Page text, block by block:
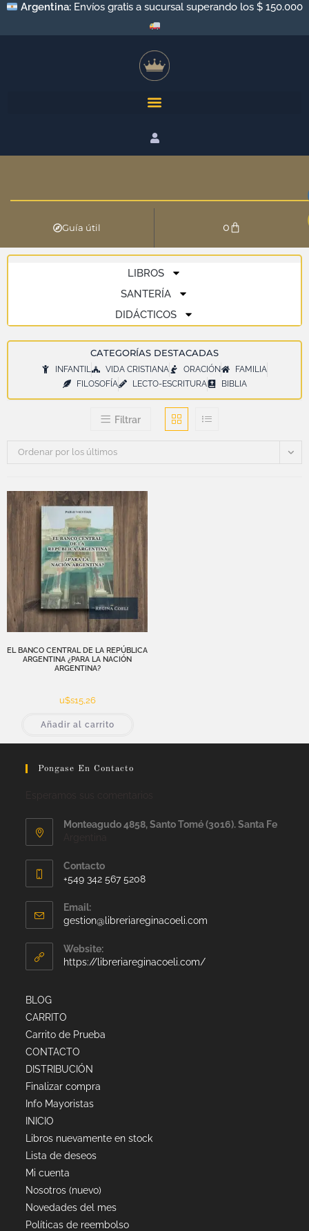
Argentina: Envíos gratis a sucursal superando los $ 150.000
Guía útil 0
LIBROS
SANTERÍA
DIDÁCTICOS
CATEGORÍAS DESTACADAS
INFANTIL VIDA CRISTIANA ORACIÓN
FAMILIA
FILOSOFÍA
LECTO-ESCRITURA BIBLIA
Filtrar
Ordenar por los últimos
EL BANCO CENTRAL DE LA REPÚBLICA
ARGENTINA ¿PARA LA NACIÓN
ARGENTINA?
u$s15,26
Añadir al carrito
Pongase En Contacto
Monteagudo 4858, Santo Tomé (3016). Santa Fe
Contacto
+549 342 567 5208
Email:
gestion@libreriareginacoeli.com
Website:
https://libreriareginacoeli.com/
BLOG
CARRITO
Carrito de Prueba
CONTACTO
DISTRIBUCIÓN
Finalizar compra
Info Mayoristas
INICIO
Libros nuevamente en stock
Lista de deseos
Mi cuenta
Nosotros (nuevo)
Novedades del mes
Políticas de reembolso